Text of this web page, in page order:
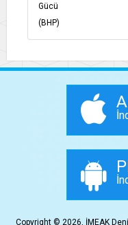
Gücü
(BHP)
Copyright © 2026, İMEAK